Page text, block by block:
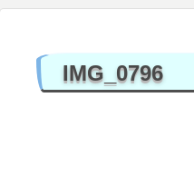
IMG_0796